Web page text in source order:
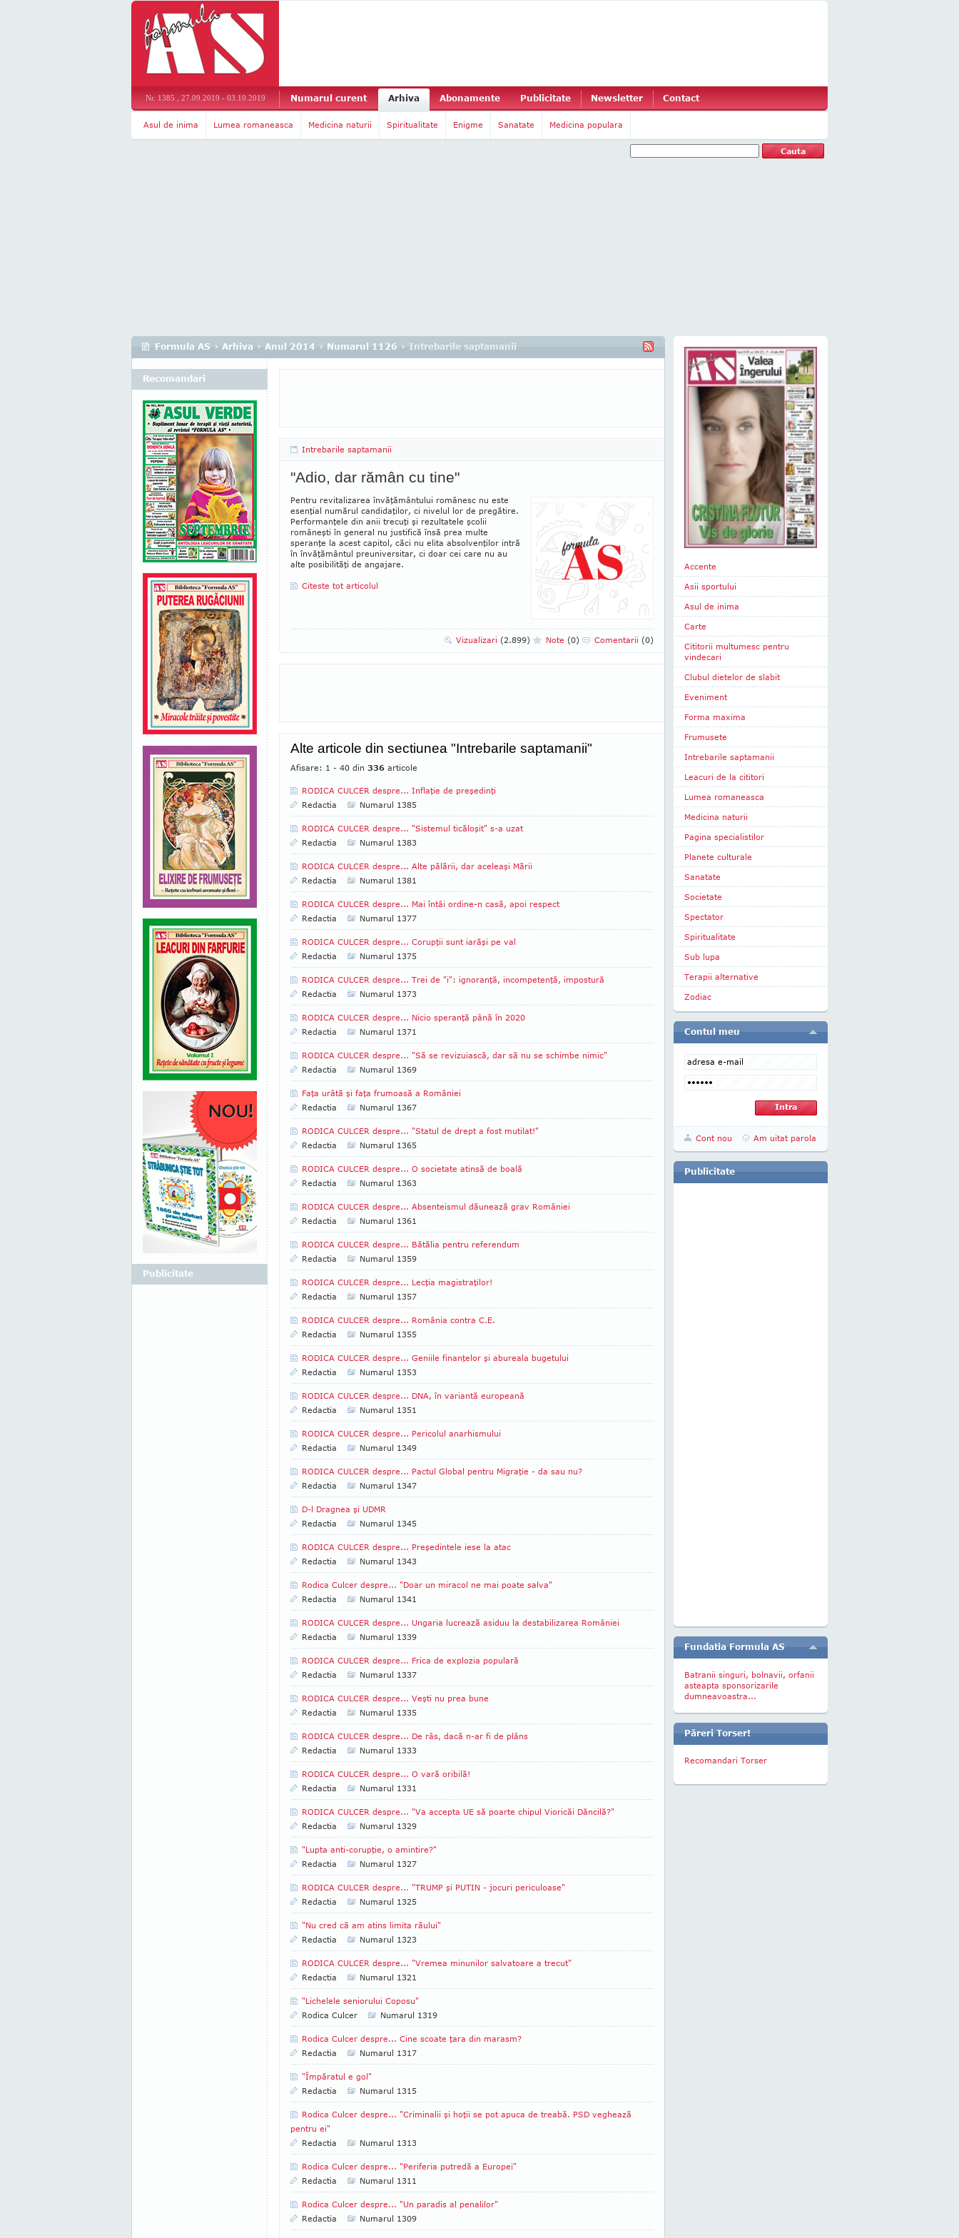
Nr. 1385 , 27.09.2019 - 03.10.2019 Numarul curent Arhiva Abonamente Publicitate Newsletter Contact
Asul de inima Lumea romaneasca Medicina naturii Spiritualitate Enigme Sanatate Medicina populara
Formula AS › Arhiva › Anul 2014 › Numarul 1126 › Intrebarile saptamanii
Intrebarile saptamanii
"Adio, dar rămân cu tine"
Pentru revitalizarea învăţământului românesc nu este
esenţial numărul candidaţilor, ci nivelul lor de pregătire.
Performanţele din anii trecuţi şi rezultatele şcolii
româneşti în general nu justifică însă prea multe
speranţe la acest ca­pitol, căci nu elita absolvenţilor intră
în învăţământul pre­uni­versitar, ci doar cei care nu au
alte posibilităţi de an­gajare.
Citeste tot articolul
Vizualizari (2.899) Note (0) Comentarii (0)
Alte articole din sectiunea "Intrebarile saptamanii"
Afisare: 1 - 40 din 336 articole
RODICA CULCER despre... Inflaţie de preşedinţi
Redactia
Numarul 1385
RODICA CULCER despre... "Sistemul ticăloşit" s-a uzat
Redactia
Numarul 1383
RODICA CULCER despre... Alte pălării, dar aceleaşi Mării
Redactia
Numarul 1381
RODICA CULCER despre... Mai întâi ordine-n casă, apoi respect
Redactia
Numarul 1377
RODICA CULCER despre... Corupţii sunt iarăşi pe val
Redactia
Numarul 1375
RODICA CULCER despre... Trei de "i": ignoranţă, incompetenţă, impostură
Redactia
Numarul 1373
RODICA CULCER despre... Nicio speranţă până în 2020
Redactia
Numarul 1371
RODICA CULCER despre... "Să se revizuiască, dar să nu se schimbe nimic"
Redactia
Numarul 1369
Faţa urâtă şi faţa frumoasă a României
Redactia
Numarul 1367
RODICA CULCER despre... "Statul de drept a fost mutilat!"
Redactia
Numarul 1365
RODICA CULCER despre... O societate atinsă de boală
Redactia
Numarul 1363
RODICA CULCER despre... Absenteismul dăunează grav României
Redactia
Numarul 1361
RODICA CULCER despre... Bătălia pentru referendum
Redactia
Numarul 1359
RODICA CULCER despre... Lecţia magistraţilor!
Redactia
Numarul 1357
RODICA CULCER despre... România contra C.E.
Redactia
Numarul 1355
RODICA CULCER despre... Geniile finanţelor şi abureala bugetului
Redactia
Numarul 1353
RODICA CULCER despre... DNA, în variantă europeană
Redactia
Numarul 1351
RODICA CULCER despre... Pericolul anarhismului
Redactia
Numarul 1349
RODICA CULCER despre... Pactul Global pentru Migraţie - da sau nu?
Redactia
Numarul 1347
D-l Dragnea şi UDMR
Redactia
Numarul 1345
RODICA CULCER despre... Preşedintele iese la atac
Redactia
Numarul 1343
Rodica Culcer despre... "Doar un miracol ne mai poate salva"
Redactia
Numarul 1341
RODICA CULCER despre... Ungaria lucrează asiduu la destabilizarea României
Redactia
Numarul 1339
RODICA CULCER despre... Frica de explozia populară
Redactia
Numarul 1337
RODICA CULCER despre... Veşti nu prea bune
Redactia
Numarul 1335
RODICA CULCER despre... De râs, dacă n-ar fi de plâns
Redactia
Numarul 1333
RODICA CULCER despre... O vară oribilă!
Redactia
Numarul 1331
RODICA CULCER despre... "Va accepta UE să poarte chipul Vioricăi Dăncilă?"
Redactia
Numarul 1329
"Lupta anti-corupţie, o amintire?"
Redactia
Numarul 1327
RODICA CULCER despre... "TRUMP şi PUTIN - jocuri periculoase"
Redactia
Numarul 1325
"Nu cred că am atins limita răului"
Redactia
Numarul 1323
RODICA CULCER despre... "Vremea minunilor salvatoare a trecut"
Redactia
Numarul 1321
"Lichelele seniorului Coposu"
Rodica Culcer
Numarul 1319
Rodica Culcer despre... Cine scoate ţara din marasm?
Redactia
Numarul 1317
"Împăratul e gol"
Redactia
Numarul 1315
Rodica Culcer despre... "Criminalii şi hoţii se pot apuca de treabă. PSD veghează
pentru ei"
Redactia
Numarul 1313
Rodica Culcer despre... "Periferia putredă a Europei"
Redactia
Numarul 1311
Rodica Culcer despre... "Un paradis al penalilor"
Redactia
Numarul 1309
Recomandari
Publicitate
Accente
Asii sportului
Asul de inima
Carte
Cititorii multumesc pentru
vindecari
Clubul dietelor de slabit
Eveniment
Forma maxima
Frumusete
Intrebarile saptamanii
Leacuri de la cititori
Lumea romaneasca
Medicina naturii
Pagina specialistilor
Planete culturale
Sanatate
Societate
Spectator
Spiritualitate
Sub lupa
Terapii alternative
Zodiac
Contul meu
Cont nou Am uitat parola
Publicitate
Fundatia Formula AS
Batranii singuri, bolnavii, orfanii
asteapta sponsorizarile
dumneavoastra...
Păreri Torser!
Recomandari Torser